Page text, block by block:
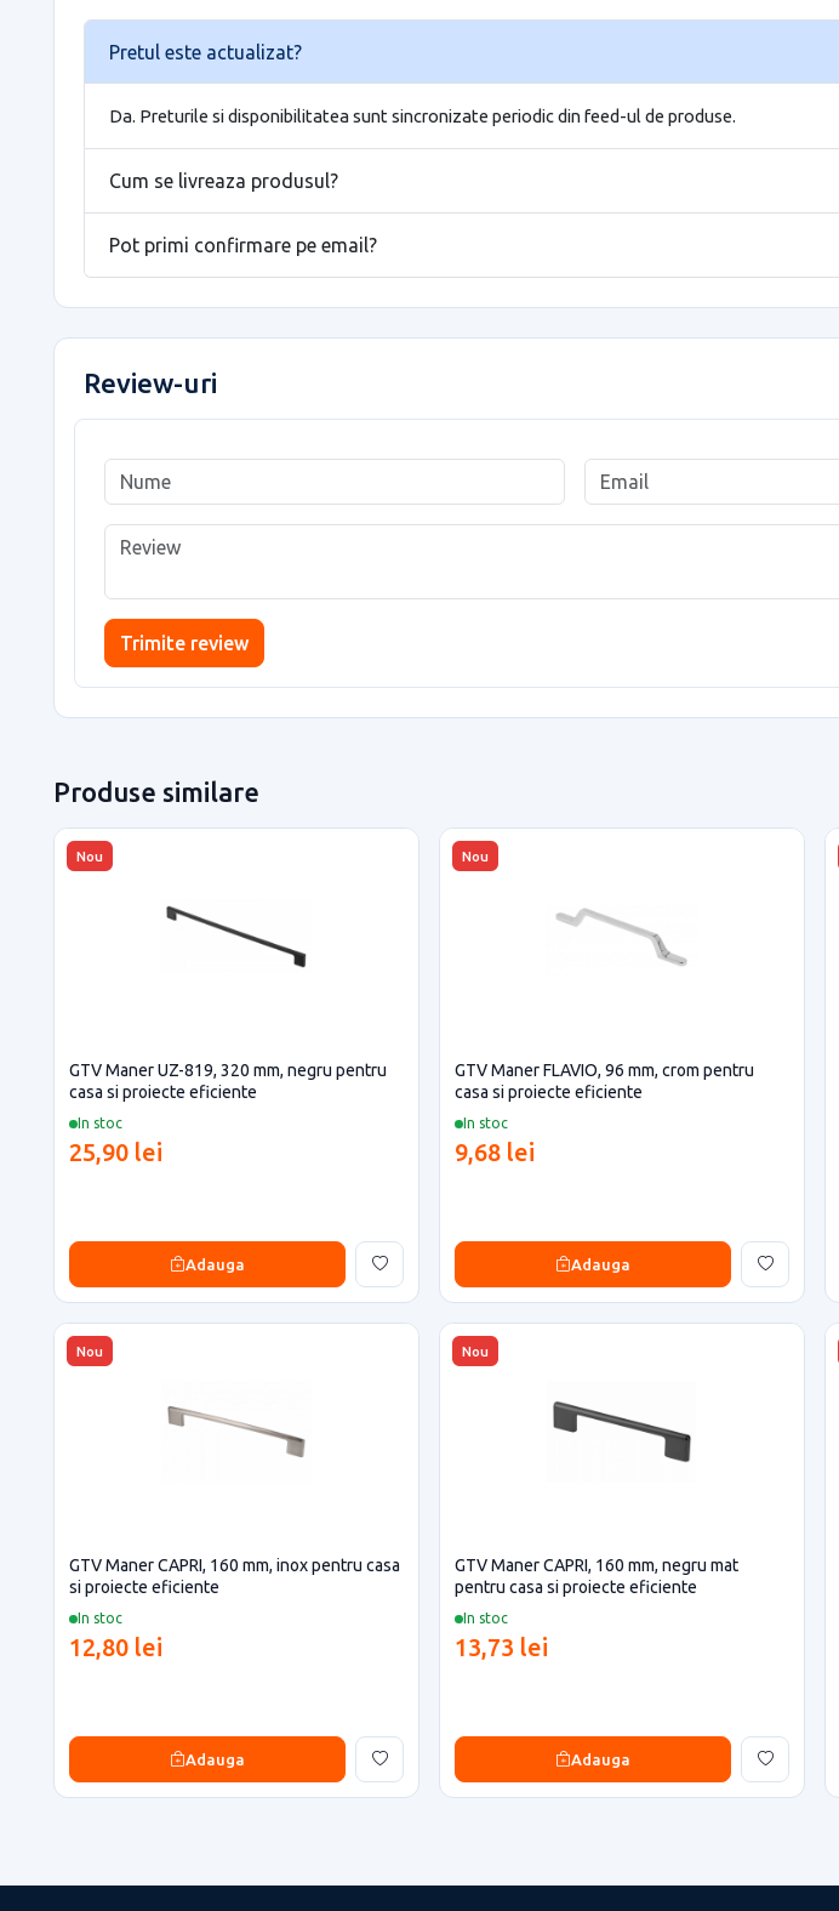
Pretul este actualizat?
Da. Preturile si disponibilitatea sunt sincronizate periodic din feed-ul de produse.
Cum se livreaza produsul?
Pot primi confirmare pe email?
Review-uri
Trimite review
Produse similare
Nou
In stoc
GTV Maner UZ-819, 320 mm, negru pentru
casa si proiecte eficiente
25,90 lei
Adauga
Nou
In stoc
GTV Maner FLAVIO, 96 mm, crom pentru
casa si proiecte eficiente
9,68 lei
Adauga
Nou
In stoc
GTV Maner CAPRI, 160 mm, inox pentru casa
si proiecte eficiente
12,80 lei
Adauga
Nou
In stoc
GTV Maner CAPRI, 160 mm, negru mat
pentru casa si proiecte eficiente
13,73 lei
Adauga